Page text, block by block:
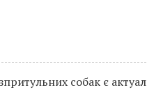
собак є